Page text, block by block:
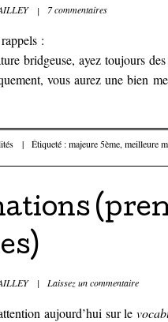
| 7 commentaires
:
bridgeuse, ayez toujours
vous aurez une bien
| Étiqueté :majeure 5ème, meilleure
| Laissez un commentaire
aujourd’hui sur le